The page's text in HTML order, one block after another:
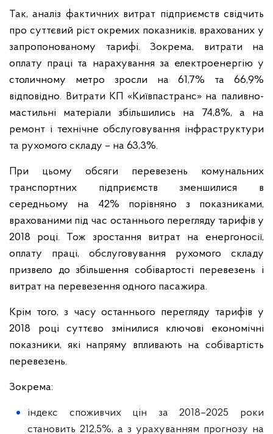
Так, аналіз фактичних витрат підприємств свідчить
про суттєвий ріст окремих показників, врахованих у
запропонованому тарифі. Зокрема, витрати на
оплату праці та нарахування за електроенергію у
столичному метро зросли на 61,7% та 66,9%
відповідно. Витрати КП «Київпастранс» на паливно-
мастильні матеріали збільшились на 74,8%, а на
ремонт і технічне обслуговування інфраструктури
та рухомого складу – на 63,3%.
При цьому обсяги перевезень комунальних
транспортних підприємств зменшилися в
середньому на 42% порівняно з показниками,
врахованими під час останнього перегляду тарифів у
2018 році. Тож зростання витрат на енергоносії,
оплату праці, обслуговування рухомого складу
призвело до збільшення собівартості перевезень і
витрат на перевезення одного пасажира.
Крім того, з часу останнього перегляду тарифів у
2018 році суттєво змінилися ключові економічні
показники, які напряму впливають на собівартість
перевезень.
Зокрема:
індекс споживчих цін за 2018–2025 роки
становить 212,5%, а з урахуванням прогнозу на